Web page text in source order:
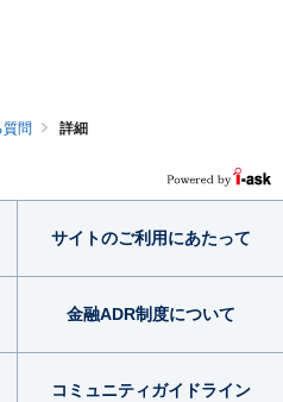
質問 詳細
サイトのご利用にあたって
金融ADR制度について
コミュニティガイドライン